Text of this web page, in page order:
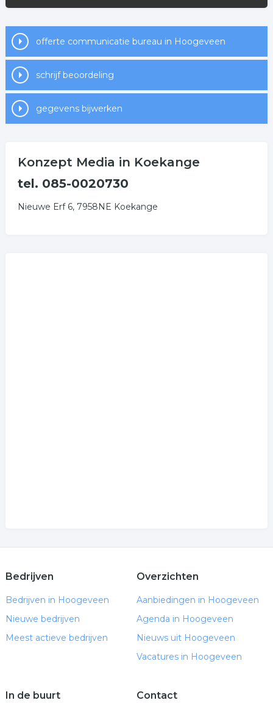
offerte communicatie bureau in Hoogeveen
schrijf beoordeling
gegevens bijwerken
Konzept Media in Koekange
tel. 085-0020730
Nieuwe Erf 6, 7958NE Koekange
Bedrijven
Bedrijven in Hoogeveen
Nieuwe bedrijven
Meest actieve bedrijven
Overzichten
Aanbiedingen in Hoogeveen
Agenda in Hoogeveen
Nieuws uit Hoogeveen
Vacatures in Hoogeveen
In de buurt Contact